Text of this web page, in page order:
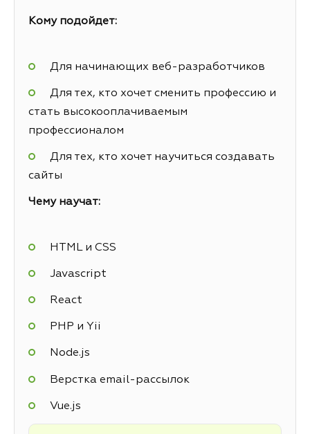
Кому подойдет:
Для начинающих веб-разработчиков
Для тех, кто хочет сменить профессию и
стать высокооплачиваемым
профессионалом
Для тех, кто хочет научиться создавать
сайты
Чему научат:
HTML и CSS
Javascript
React
PHP и Yii
Node.js
Верстка email-рассылок
Vue.js